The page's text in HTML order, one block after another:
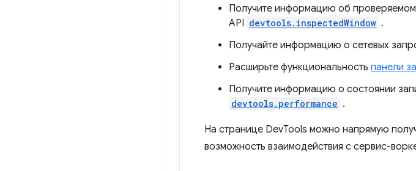
Получите информацию об
API devtools.inspectedWindow .
Получайте информацию о сетевых
Расширьте функциональность панели
Получите информацию о состоянии
devtools.performance .
На странице DevTools можно напрямую
возможность взаимодействия с сервис-